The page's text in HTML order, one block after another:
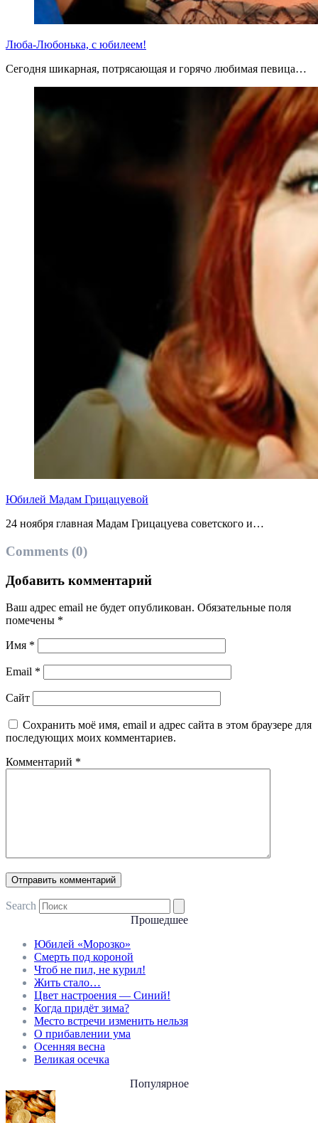
Люба-Любонька, с юбилеем!
Сегодня шикарная, потрясающая и горячо любимая певица…
Юбилей Мадам Грицацуевой
24 ноября главная Мадам Грицацуева советского и…
Comments (0)
Добавить комментарий
Ваш адрес email не будет опубликован. Обязательные поля
помечены *
Имя *
Email *
Сайт
Сохранить моё имя, email и адрес сайта в этом браузере для
последующих моих комментариев.
Комментарий *
Search
Прошедшее
Юбилей «Морозко»
Смерть под короной
Чтоб не пил, не курил!
Жить стало…
Цвет настроения — Синий!
Когда придёт зима?
Место встречи изменить нельзя
О прибавлении ума
Осенняя весна
Великая осечка
Популярное